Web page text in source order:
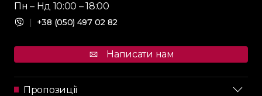
Пн – Нд 10:00 – 18:00
| +38 (050) 497 02 82
Написати нам
Пропозиції